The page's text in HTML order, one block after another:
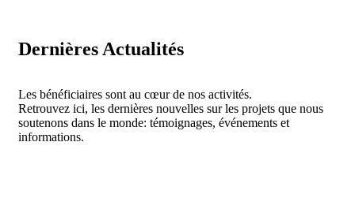
Dernières Actualités
Les bénéficiaires sont au cœur de nos activités.
Retrouvez ici, les dernières nouvelles sur les projets que nous
soutenons dans le monde: témoignages, événements et
informations.